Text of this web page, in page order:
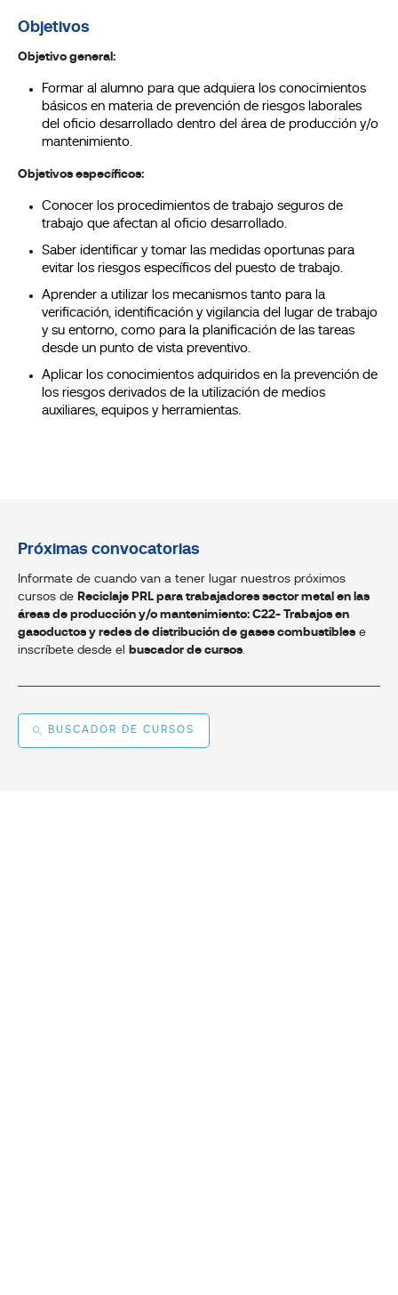
Objetivos
Objetivo general:
Formar al alumno para que adquiera los conocimientos
básicos en materia de prevención de riesgos laborales
del oficio desarrollado dentro del área de producción y/o
mantenimiento.
Objetivos específicos:
Conocer los procedimientos de trabajo seguros de
trabajo que afectan al oficio desarrollado.
Saber identificar y tomar las medidas oportunas para
evitar los riesgos específicos del puesto de trabajo.
Aprender a utilizar los mecanismos tanto para la
verificación, identificación y vigilancia del lugar de trabajo
y su entorno, como para la planificación de las tareas
desde un punto de vista preventivo.
Aplicar los conocimientos adquiridos en la prevención de
los riesgos derivados de la utilización de medios
auxiliares, equipos y herramientas.
Próximas convocatorias
Informate de cuando van a tener lugar nuestros próximos
cursos de Reciclaje PRL para trabajadores sector metal en las
áreas de producción y/o mantenimiento: C22- Trabajos en
gasoductos y redes de distribución de gases combustibles e
inscríbete desde el buscador de cursos.
BUSCADOR DE CURSOS